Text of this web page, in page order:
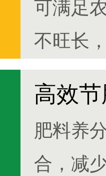
可满足
不旺长
高效
肥料养
合，减